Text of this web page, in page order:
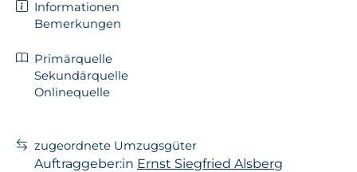
Informationen
Bemerkungen
Primärquelle
Sekundärquelle
Onlinequelle
zugeordnete Umzugsgüter
Auftraggeber:in Ernst Siegfried Alsberg